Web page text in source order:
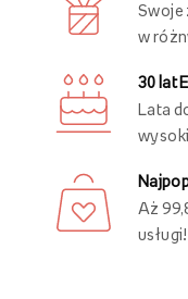
Swoje
w
30 lat
Lata
Aż